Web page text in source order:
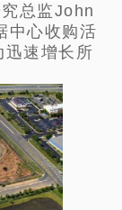
总监John
中心收购活
迅速增长所